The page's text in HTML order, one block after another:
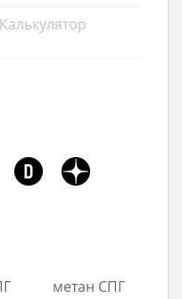
Калькулятор
метан СПГ